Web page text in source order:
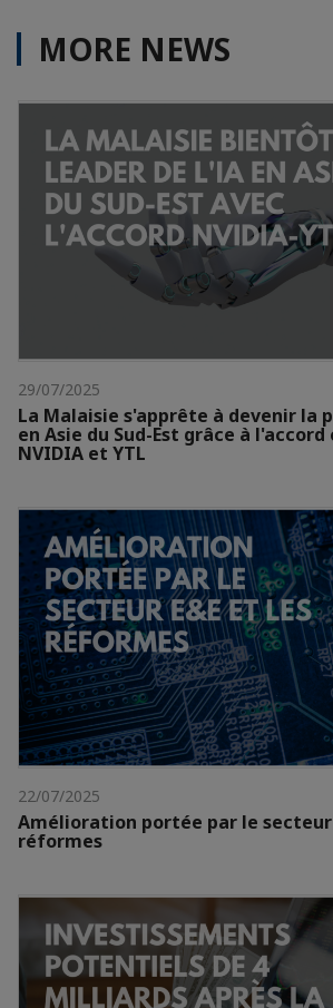
MORE NEWS
29/07/2025
La Malaisie s'apprête à devenir la
en Asie du Sud-Est grâce à
NVIDIA et YTL
22/07/2025
Amélioration portée par le secteur
réformes